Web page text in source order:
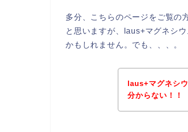
多分、こちらのページをご覧の
と思いますが、laus+マグネシ
かもしれません。でも、、、。
laus+マグネシ
分からない！！